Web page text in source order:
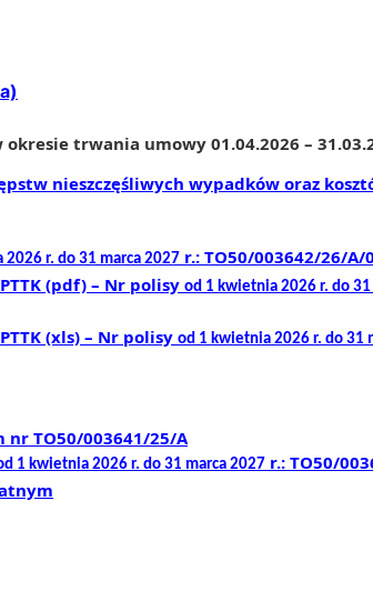
okresie trwania umowy 01.04.2026 –
nieszczęśliwych wypadków oraz
2026 r. do 31 marca 2027 r.: TO50/003642/26/A/
(pdf) – Nr polisy od 1 kwietnia 2026 r. do
(xls) – Nr polisy od 1 kwietnia 2026 r. do 31
nrTO50/003641/25/A
1 kwietnia 2026 r. do 31 marca 2027 r.: TO50/00